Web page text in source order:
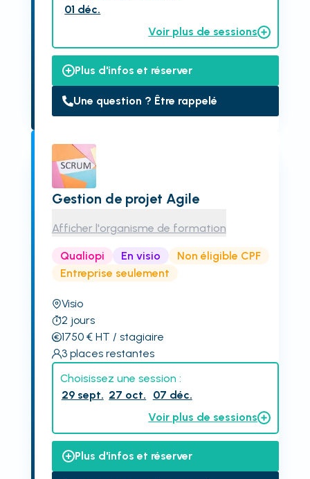
01 déc.
Voir plus de sessions
Plus d'infos et réserver
Une question ? Être rappelé
Gestion de projet Agile
Afficher l'organisme de formation
Qualiopi En visio
Non éligible CPF
Entreprise seulement
Visio
2 jours
1750€ HT / stagiaire
3 places restantes
Choisissez une session :
29 sept. 27 oct.
07 déc.
Voir plus de sessions
Plus d'infos et réserver